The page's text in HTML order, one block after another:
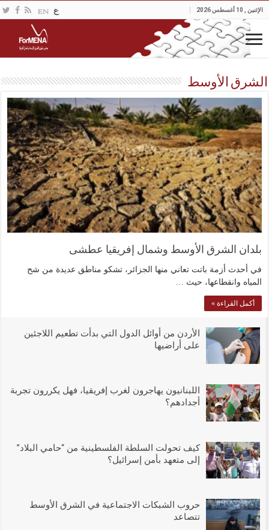
الإثنين , 10 أغسطس 2026
الشرق الأوسط
بلدان الشرق الأوسط وشمال إفريقيا عطشى
في أحدث أزمة باتت تعاني منها الجزائر، تشكو مناطق عديدة من شح
المياه وانقطاعها، حيث …
أكمل القراءة »
الأردن من أوائل الدول التي بدأت تطعيم اللاجئين
على أراضيها
اللبنانيون يهاجرون لغرب إفريقيا، فهل يكررون تجربة
أجدادهم؟
كيف تحولت السلطة الفلسطينية من “حامي البلاد”
إلى متعهد بأمن إسرائيل؟
حروب الشبكات الاجتماعية في الشرق الأوسط
تتصاعد